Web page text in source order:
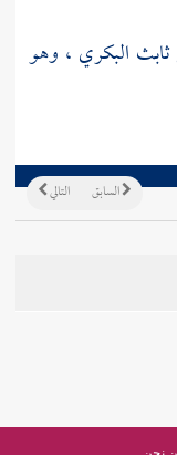
البكري ، وهو
التالي السابق